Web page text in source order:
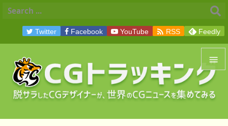


メニュ
Twitter Facebook YouTube  RSS Feedly